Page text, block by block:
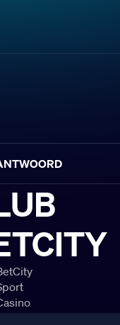
voorbeschouwingen